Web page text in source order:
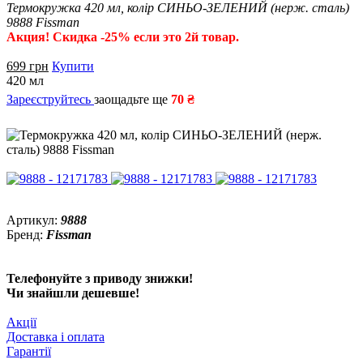
Термокружка 420 мл, колір СИНЬО-ЗЕЛЕНИЙ (нерж. сталь)
9888 Fissman
Акция! Скидка -25% если это 2й товар.
699 грн Купити
420 мл
Зареєструйтесь заощадьте ще 70 ₴
Артикул: 9888
Бренд: Fissman
Телефонуйте з приводу знижки!
Чи знайшли дешевше!
Акції
Доставка і оплата
Гарантії